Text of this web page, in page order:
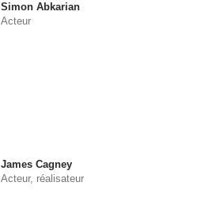
Simon Abkarian
Acteur
James Cagney
Acteur, réalisateur